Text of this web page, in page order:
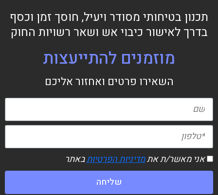
תכנון בטיחותי מסודר ויעיל, חוסך זמן וכסף
בדרך לאישור כיבוי אש ושאר רשויות החוק
מוזמנים להתייעצות
השאירו פרטים ואחזור אליכם
אני מאשר/ת אתמדיניות הפרטיותבאתר
שליחה